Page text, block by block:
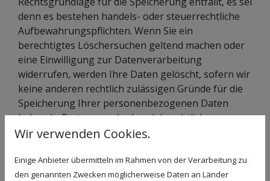
denn es bestehen handels- oder steuerrechtliche
Aufbewahrungspflichten. Wenn Sie ein
berechtigtes Löschersuchen geltend machen oder
eine Einwilligung zur Datenverarbeitung
widerrufen, werden Ihre Daten gelöscht, sofern wir
keine anderen rechtlich zulässigen Gründe für die
Speicherung Ihrer personenbezogenen Daten
haben (z. B. steuer- oder handelsrechtliche
Aufbewahrungsfristen); im letztgenannten Fall
Das heißt, ab dem Zeitpunkt, an dem gesetzliche
Aufbewahrungspflichten nicht mehr
Wir verwenden Cookies.
Einige Anbieter übermitteln im Rahmen von der Verarbeitung zu
den genannten Zwecken möglicherweise Daten an Länder